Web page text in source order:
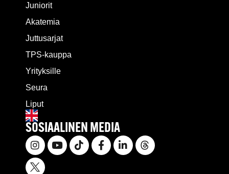
Juniorit
Akatemia
Juttusarjat
TPS-kauppa
Yrityksille
Seura
Liput
SOSIAALINEN MEDIA